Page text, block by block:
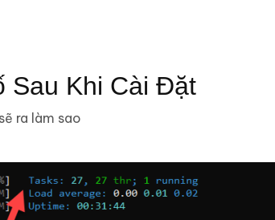
Sau Khi Cài Đặt
ra làm sao